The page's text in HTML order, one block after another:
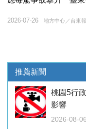
地方中心／台東
2026-07-26
推薦新聞
桃園5行
影響
2026-08-